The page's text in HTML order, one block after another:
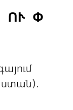
ՈՒ Փ